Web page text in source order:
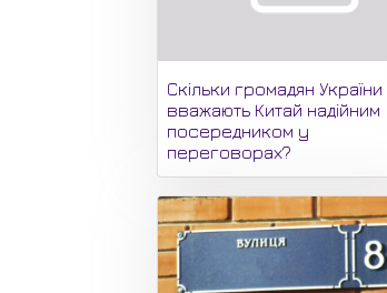
Скільки громадян України
вважають Китай надійним
посередником у
переговорах?